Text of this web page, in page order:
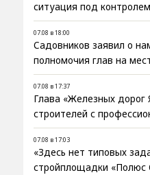
ситуация под контролем
07.08 в 18:00
Садовников заявил о
полномочия глав на
07.08 в 17:37
Глава «Железных дорог
строителей с
07.08 в 17:03
«Здесь нет типовых
стройплощадки «Полюс